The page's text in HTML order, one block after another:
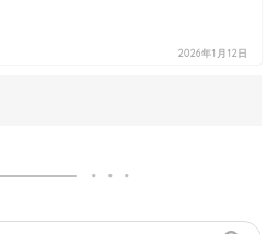
2026年1月12日